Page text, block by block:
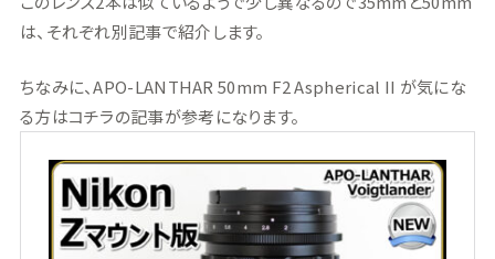
は、それぞれ別記事で紹介します。
ちなみに、APO-LANTHAR 50mm F2 Aspherical II が気にな
る方はコチラの記事が参考になります。